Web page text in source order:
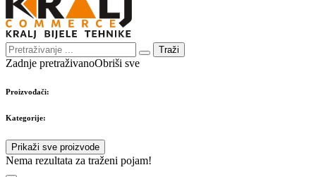
Traži
Zadnje pretraživanoObriši sve
Proizvođači:
Kategorije:
Prikaži sve proizvode
Nema rezultata za traženi pojam!